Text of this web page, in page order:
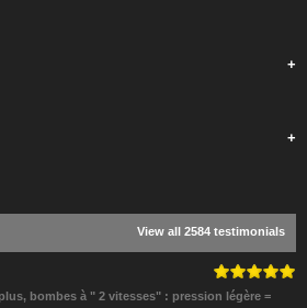
+
+
View all 2584 testimonials
bombes à " 2 vitesses" : pression légère =